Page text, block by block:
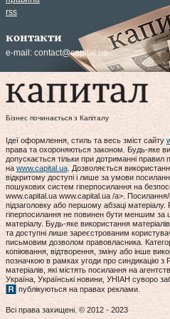
rss
контакти
e-mail: contact@capital.ua
Бізнес починається з Капіталу
Ідеї оформлення, стиль та весь зміст сайту
права та охороняються законом. Будь-яке
допускається тільки при дотриманні правил
на www.capital.ua. Дозволяється
відкритому доступі і лише за умови
пошукових систем гіперпосилання на
www.capital.ua www.capital.ua /a>.
підзаголовку або першому абзаці
гіперпосилання не повинен бути меншим за
матеріалу. Будь-яке використання
та доступні лише зареєстрованим
письмовим дозволом правовласника.
копіювання, відтворення, зміну або інше
позначкою в рамках угоди про синдикацію з
матеріалів, які містять посилання на
Україна, Українські новини, УНІАН суворо
публікуються на правах реклами.
Всі права захищені. © 2012 - 2023